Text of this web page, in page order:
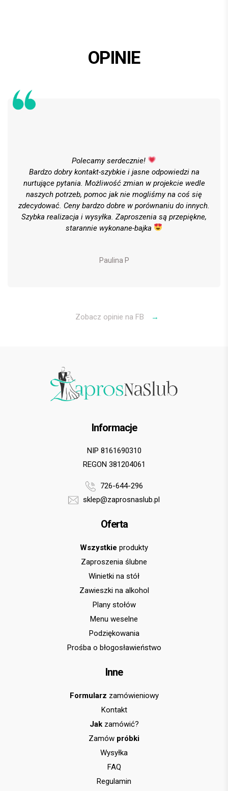
OPINIE
Polecamy serdecznie!
Bardzo dobry kontakt-szybkie i jasne odpowiedzi na
nurtujące pytania. Możliwość zmian w projekcie wedle
naszych potrzeb, pomoc jak nie mogliśmy na coś się
zdecydować. Ceny bardzo dobre w porównaniu do innych.
Szybka realizacja i wysyłka. Zaproszenia są przepiękne,
starannie wykonane-bajka
Paulina P
Zobacz opinie na FB →
Informacje
NIP 8161690310
REGON 381204061
726-644-296
sklep@zaprosnaslub.pl
Oferta
Wszystkie produkty
Zaproszenia ślubne
Winietki na stół
Zawieszki na alkohol
Plany stołów
Menu weselne
Podziękowania
Prośba o błogosławieństwo
Inne
Formularz zamówieniowy
Kontakt
Jakzamówić?
Zamów próbki
Wysyłka
FAQ
Regulamin